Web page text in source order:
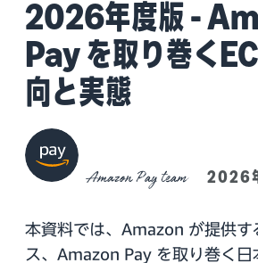
2026年度版 -
Pay を取り巻く
向と実態
Amazon Pay team 2026
本資料では、Amazon が提供す
ス、Amazon Pay を取り巻く日